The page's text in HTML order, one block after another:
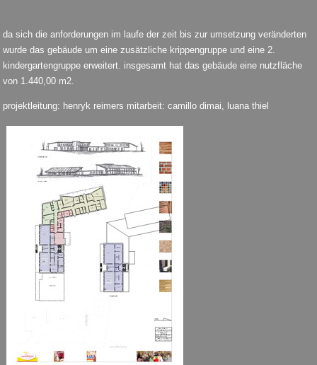
da sich die anforderungen im laufe der zeit bis zur umsetzung veränderten
wurde das gebäude um eine zusätzliche krippengruppe und eine 2.
kindergartengruppe erweitert. insgesamt hat das gebäude eine nutzfläche
von 1.440,00 m2.
projektleitung: henryk reimers mitarbeit: camillo dimai, luana thiel